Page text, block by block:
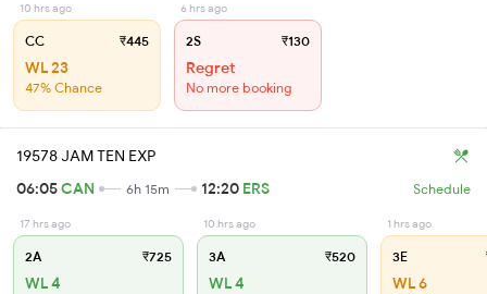
10 hrs ago
CC ₹445
WL 23
47% Chance
6 hrs ago
2S ₹130
Regret
No more booking
19578 JAM TEN EXP
06:05CAN 6h 15m 12:20 ERS Schedule
17 hrs ago
2A ₹725
WL 4
10 hrs ago
3A ₹520
WL 4
1 hrs ago
3E
WL 6